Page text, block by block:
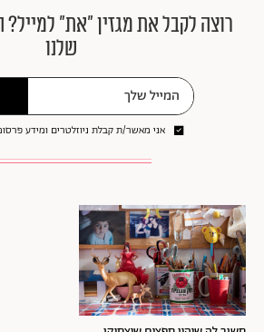
רוצה לקבל את מגזין ״את״ למייל?
שלנו
אני מאשר/ת קבלת ניוזלטרים ומידע